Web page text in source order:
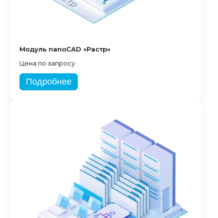
Модуль nanoCAD «Растр»
Цена по запросу
Подробнее